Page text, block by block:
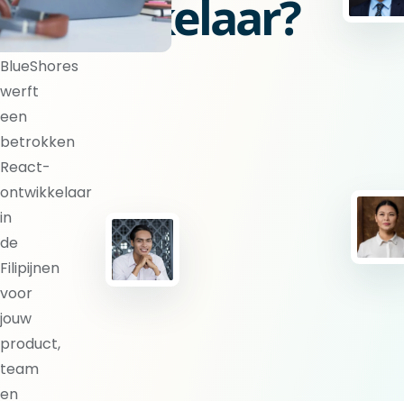
ontwikkelaar?
BlueShores
werft
een
betrokken
React-
ontwikkelaar
in
de
Filipijnen
voor
jouw
product,
team
en